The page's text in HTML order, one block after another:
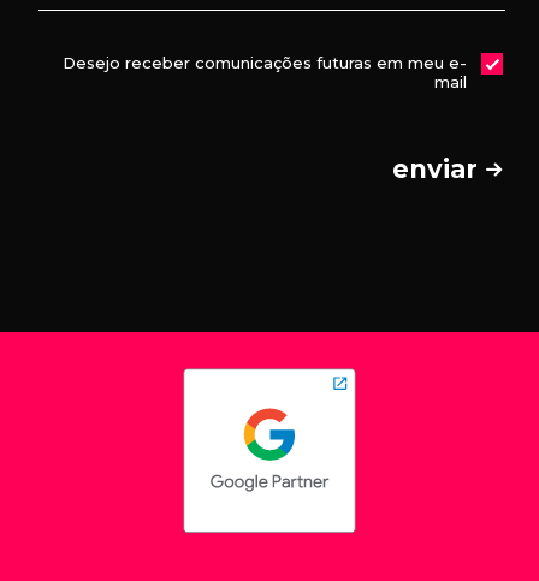
Desejo receber comunicações futuras em meu e-
mail
enviar